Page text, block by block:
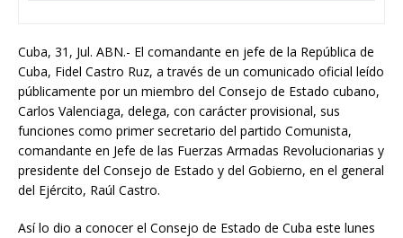
Cuba, 31, Jul. ABN.- El comandante en jefe de la República de
Cuba, Fidel Castro Ruz, a través de un comunicado oficial leído
públicamente por un miembro del Consejo de Estado cubano,
Carlos Valenciaga, delega, con carácter provisional, sus
funciones como primer secretario del partido Comunista,
comandante en Jefe de las Fuerzas Armadas Revolucionarias y
presidente del Consejo de Estado y del Gobierno, en el general
del Ejército, Raúl Castro.
Así lo dio a conocer el Consejo de Estado de Cuba este lunes